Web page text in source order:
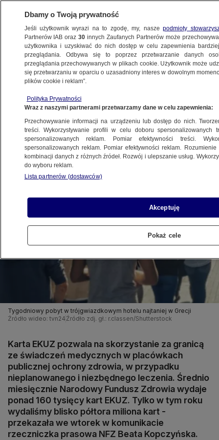
BIZNES
Z KRAJU
za granicą. NFZ wydał blisko półtora
miliona EKUZ
18.07.2023, 15:24
Udostępnij
Tygodniowy pobyt w trójgwiazdkowym hotelu najtaniej w Grecji
Źródło wideo: tvn24 Źródło zdj. gł.: r.classen/Shutterstock
Karta EKUZ pozwala na skorzystanie za granicą
ze świadczeń medycznych w placówkach
publicznej ochrony zdrowia, w przypadku
nieplanowanego i niezbędnego leczenia. Średnio
miesięcznie Narodowy Fundusz Zdrowia wydaje
ponad 160 tysięcy kart EKUZ. Tylko w tym roku
wydaliśmy blisko półtora miliona kart -
przekazała we wtorek w komunikacie
rzeczniczka prasowa NFZ Beata Kopczyńska.
Dbamy o Twoją prywatność
Jeśli użytkownik wyrazi na to zgodę, my, naszepodmioty
Partnerów IAB oraz30 innych Zaufanych Partnerów może
użytkownika i uzyskiwać do nich dostęp w celu zapewnienia
przeglądania. Odbywa się to poprzez przetwarzanie danych
przeglądania przechowywanych w plikach cookie. Użytkownik może
się przetwarzaniu w oparciu o uzasadniony interes w dowolnym
plików cookie i reklam”.
Polityka Prywatności
Wraz z naszymi partnerami przetwarzamy dane w celu zapewnienia:
Przechowywanie informacji na urządzeniu lub dostęp do nich.
treści. Wykorzystywanie profili w celu doboru spersonalizowanych
spersonalizowanych reklam. Pomiar efektywności treści.
spersonalizowanych reklam. Pomiar efektywności reklam.
kombinacji danych z różnych źródeł. Rozwój i ulepszanie usług.
do wyboru reklam.
Lista partnerów (dostawców)
Akceptuję
Pokaż cele